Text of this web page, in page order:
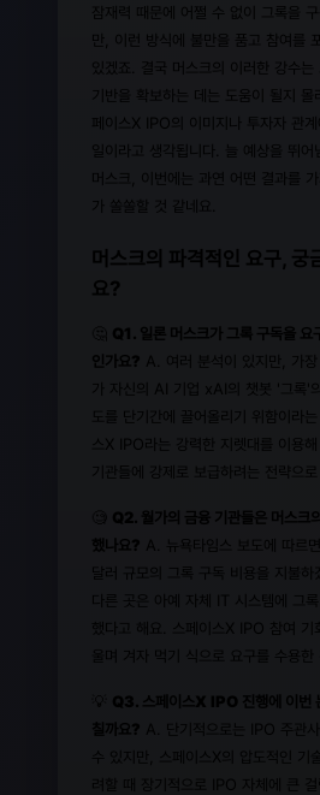
잠재력 때문에 어쩔 수 없이 그록을 구
만, 이런 방식에 불만을 품고 참여를
있겠죠. 결국 머스크의 이러한 강수는
기반을 확보하는 데는 도움이 될지 몰
페이스X IPO의 이미지나 투자자 관계
일이라고 생각됩니다. 늘 예상을 뛰어
머스크, 이번에는 과연 어떤 결과를
가 쏠쏠할 것 같네요.
머스크의 파격적인 요구, 궁
요?
🤔 Q1. 일론 머스크가 그록 구독을 요
인가요? A. 여러 분석이 있지만, 가
가 자신의 AI 기업 xAI의 챗봇 '그록'
도를 단기간에 끌어올리기 위함이라는
스X IPO라는 강력한 지렛대를 이용
기관들에 강제로 보급하려는 전략으로
🧐 Q2. 월가의 금융 기관들은 머스크
했나요? A. 뉴욕타임스 보도에 따르
달러 규모의 그록 구독 비용을 지불하
다른 곳은 아예 자체 IT 시스템에 그록
했다고 해요. 스페이스X IPO 참여 기
울며 겨자 먹기 식으로 요구를 수용한
💡 Q3. 스페이스X IPO 진행에 이번
칠까요? A. 단기적으로는 IPO 주관
수 있지만, 스페이스X의 압도적인 기
려할 때 장기적으로 IPO 자체에 큰 걸